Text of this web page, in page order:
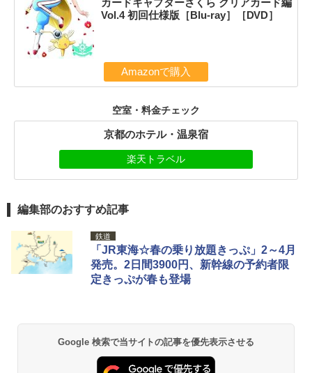
カードキャプターさくら クリアカード編
Vol.4 初回仕様版［Blu-ray］［DVD］
Amazonで購入
空室・料金チェック
京都のホテル・温泉宿
楽天トラベル
編集部のおすすめ記事
鉄道
「JR東海☆春の乗り放題きっぷ」2～4月
発売。2日間3900円、新幹線の予約者限
定きっぷが春も登場
Google 検索で当サイトの記事を優先表示させる